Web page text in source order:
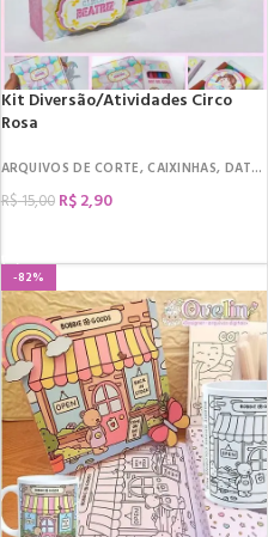
, DIA DAS CRIANÇAS,
Kit Diversão/Atividades Circo
Rosa
ARQUIVOS DE CORTE,CAIXINHAS, DATAS COMEMORATIVAS
R$15,00 R$2,90
-82%